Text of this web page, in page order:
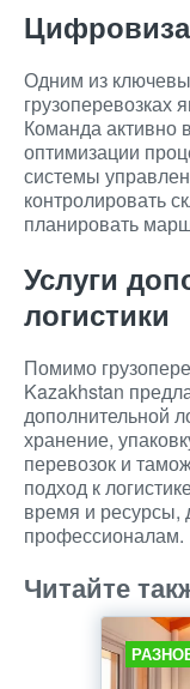
Одним из
грузоперевозках
Команда активно
оптимизации
системы
контролировать
планировать
Услуги
логистики
Помимо
Kazakhstan
дополнительной
хранение,
перевозок и
подход к
время и ресурсы,
профессионалам.
Читайте